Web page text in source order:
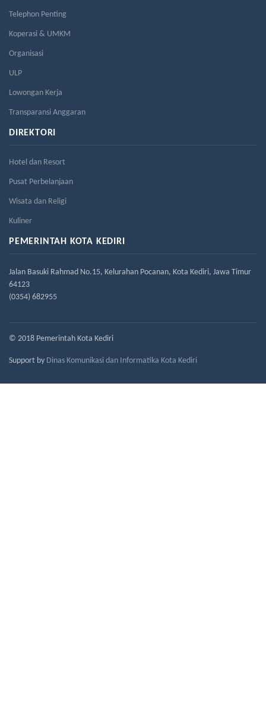
Telephon Penting
Koperasi & UMKM
Organisasi
ULP
Lowongan Kerja
Transparansi Anggaran
DIREKTORI
Hotel dan Resort
Pusat Perbelanjaan
Wisata dan Religi
Kuliner
PEMERINTAH KOTA KEDIRI
Jalan Basuki Rahmad No.15, Kelurahan Pocanan, Kota Kediri, Jawa Timur
64123
(0354) 682955
© 2018 Pemerintah Kota Kediri
Support by Dinas Komunikasi dan Informatika Kota Kediri